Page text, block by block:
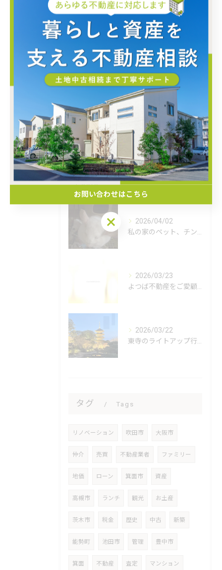
土地
中古
仲介
相続
管理
スタッフブログ
新着情報
最近の投稿
Recent
Posts
2026/04/02
2026/03/23
2026/03/22
タグ Tags
リノベーション 吹田市 大阪市
仲介 売買 不動産業者 ファミリー
地価 ローン 箕面市 資産
高槻市 ランチ 観光 お土産
茨木市 税金 歴史 中古 新築
能勢町 池田市 管理 豊中市
箕面 不動産 査定 マンション
お問い合わせはこちら
お問い合わせはこちら